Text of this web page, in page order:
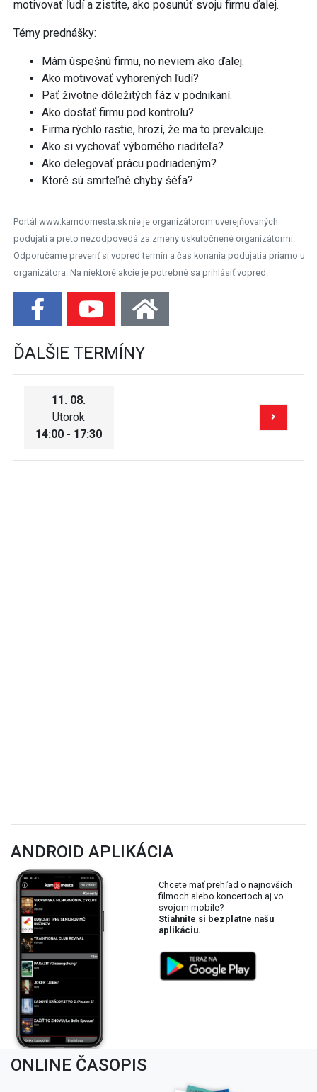
motivovať ľudí a zistite, ako posunúť svoju firmu ďalej.
Témy prednášky:
Mám úspešnú firmu, no neviem ako ďalej.
Ako motivovať vyhorených ľudí?
Päť životne dôležitých fáz v podnikaní.
Ako dostať firmu pod kontrolu?
Firma rýchlo rastie, hrozí, že ma to prevalcuje.
Ako si vychovať výborného riaditeľa?
Ako delegovať prácu podriadeným?
Ktoré sú smrteľné chyby šéfa?
Portál www.kamdomesta.sk nie je organizátorom uverejňovaných
podujatí a preto nezodpovedá za zmeny uskutočnené organizátormi.
Odporúčame preveriť si vopred termín a čas konania podujatia priamo u
organizátora. Na niektoré akcie je potrebné sa prihlásiť vopred.
ĎALŠIE TERMÍNY
11. 08.
Utorok
14:00 - 17:30
ANDROID APLIKÁCIA
Chcete mať prehľad o najnovších
filmoch alebo koncertoch aj vo
svojom mobile?
Stiahnite si bezplatne našu
aplikáciu.
ONLINE ČASOPIS